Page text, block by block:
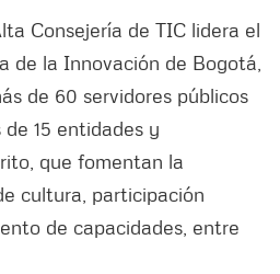
Consejería de TIC lidera el
de la Innovación de Bogotá,
de 60 servidores públicos
15 entidades y
que fomentan la
cultura, participación
de capacidades, entre